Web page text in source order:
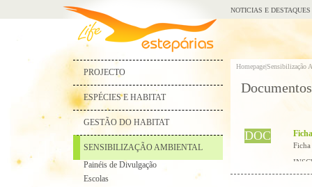
PROJECTO
ESPÉCIES E HABITAT
GESTÃO DO HABITAT
SENSIBILIZAÇÃO AMBIENTAL
Painéis de Divulgação
Escolas
NOTICIAS E DESTAQUES
Homepage|Sensibilização
DOC